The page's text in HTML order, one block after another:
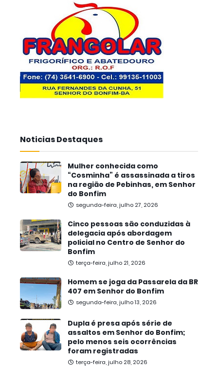
Noticias Destaques
Mulher conhecida como
“Cosminha” é assassinada a tiros
na região de Pebinhas, em Senhor
do Bonfim
segunda-feira, julho 27, 2026
Cinco pessoas são conduzidas à
delegacia após abordagem
policial no Centro de Senhor do
Bonfim
terça-feira, julho 21, 2026
Homem se joga da Passarela da BR
407 em Senhor do Bonfim
segunda-feira, julho 13, 2026
Dupla é presa após série de
assaltos em Senhor do Bonfim;
pelo menos seis ocorrências
foram registradas
terça-feira, julho 28, 2026